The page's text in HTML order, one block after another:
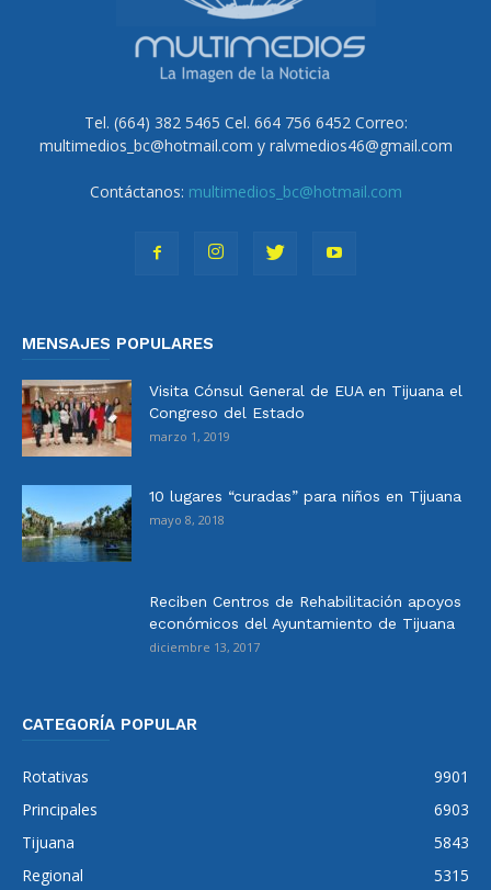
Tel. (664) 382 5465 Cel. 664 756 6452 Correo:
multimedios_bc@hotmail.com y ralvmedios46@gmail.com
Contáctanos: multimedios_bc@hotmail.com
MENSAJES POPULARES
Visita Cónsul General de EUA en Tijuana el
Congreso del Estado
marzo 1, 2019
10 lugares “curadas” para niños en Tijuana
mayo 8, 2018
Reciben Centros de Rehabilitación apoyos
económicos del Ayuntamiento de Tijuana
diciembre 13, 2017
CATEGORÍA POPULAR
Rotativas
9901
Principales
6903
Tijuana
5843
Regional
5315